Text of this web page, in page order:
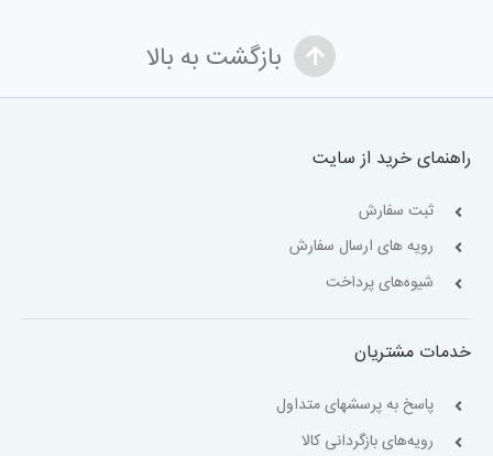
بازگشت به بالا
راهنمای خرید از سایت
ثبت سفارش
رویه های ارسال سفارش
شیوه‌های پرداخت
خدمات مشتریان
پاسخ به پرسشهای متداول
رویه‌های بازگردانی کالا